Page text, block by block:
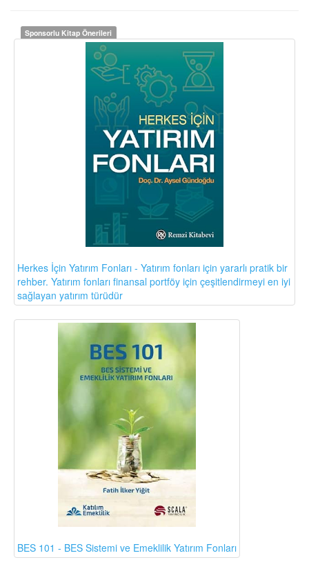
Sponsorlu Kitap Önerileri
Herkes İçin Yatırım Fonları - Yatırım fonları için yararlı pratik bir
rehber. Yatırım fonları finansal portföy için çeşitlendirmeyi en iyi
sağlayan yatırım türüdür
BES 101 - BES Sistemi ve Emeklilik Yatırım Fonları